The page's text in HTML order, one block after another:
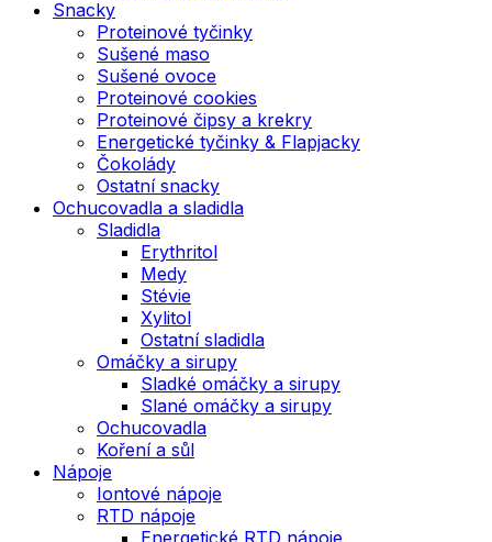
Snacky
Proteinové tyčinky
Sušené maso
Sušené ovoce
Proteinové cookies
Proteinové čipsy a krekry
Energetické tyčinky & Flapjacky
Čokolády
Ostatní snacky
Ochucovadla a sladidla
Sladidla
Erythritol
Medy
Stévie
Xylitol
Ostatní sladidla
Omáčky a sirupy
Sladké omáčky a sirupy
Slané omáčky a sirupy
Ochucovadla
Koření a sůl
Nápoje
Iontové nápoje
RTD nápoje
Energetické RTD nápoje